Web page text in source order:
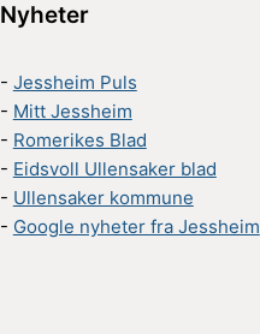
Nyheter
- Jessheim Puls
- Mitt Jessheim
- Romerikes Blad
- Eidsvoll Ullensaker blad
- Ullensaker kommune
- Google nyheter fra Jessheim